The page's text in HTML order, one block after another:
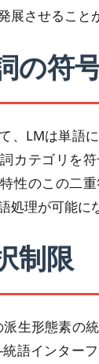
展させること
の符
、LMは単語
カテゴリを
性のこの二
処理が可能に
制限
生形態素の
語インター